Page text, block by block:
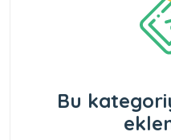
Bu